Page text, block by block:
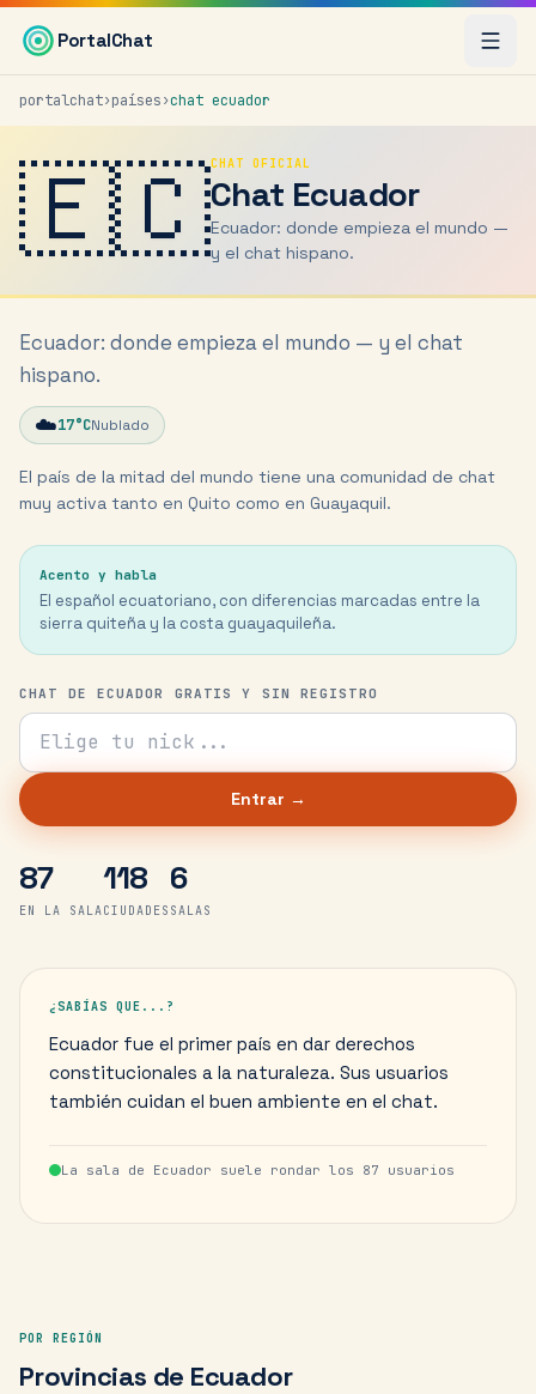
Saltar al contenido principal
PortalChat
portalchat›países›chat ecuador
🇪🇨CHAT OFICIAL
Chat Ecuador
Ecuador: donde empieza el mundo —
y el chat hispano.
Ecuador: donde empieza el mundo — y el chat
hispano.
☁️17°CNublado
El país de la mitad del mundo tiene una comunidad de chat
muy activa tanto en Quito como en Guayaquil.
Acento y habla
El español ecuatoriano, con diferencias marcadas entre la
sierra quiteña y la costa guayaquileña.
CHAT DE ECUADOR GRATIS Y SIN REGISTRO
Tu nick para el chat
Entrar →
87
EN LA SALA
118
CIUDADES
6
SALAS
¿SABÍAS QUE...?
Ecuador fue el primer país en dar derechos
constitucionales a la naturaleza. Sus usuarios
también cuidan el buen ambiente en el chat.
La sala de Ecuador suele rondar los 87 usuarios
POR REGIÓN
Provincias de Ecuador